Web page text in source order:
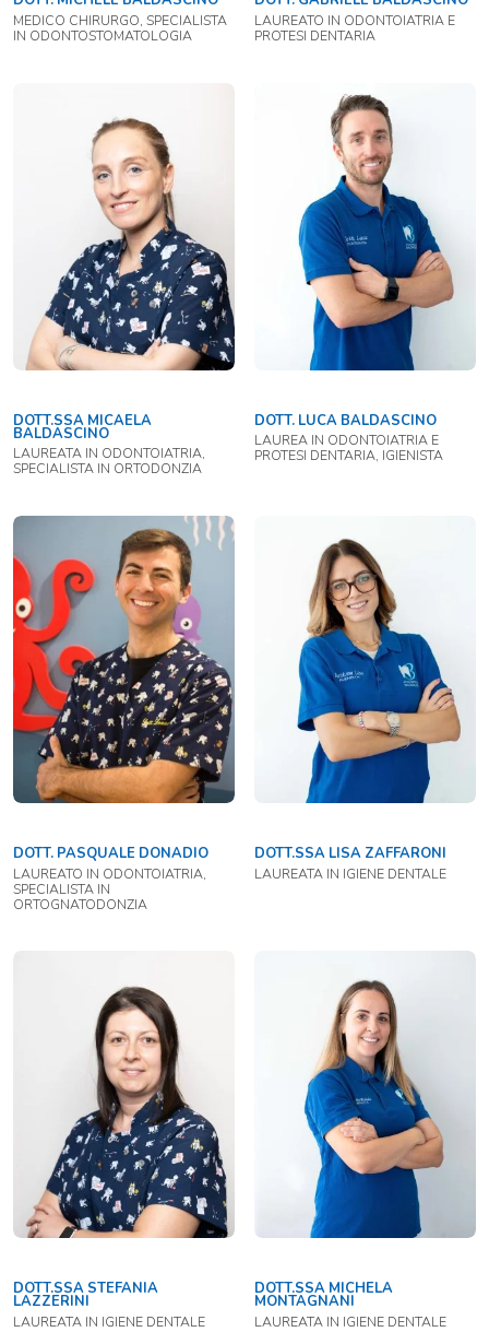
MEDICO CHIRURGO, SPECIALISTA
IN ODONTOSTOMATOLOGIA
LAUREATO IN ODONTOIATRIA E
PROTESI DENTARIA
DOTT.SSA MICAELA
BALDASCINO
LAUREATA IN ODONTOIATRIA,
SPECIALISTA IN ORTODONZIA
DOTT. LUCA BALDASCINO
LAUREA IN ODONTOIATRIA E
PROTESI DENTARIA, IGIENISTA
DOTT. PASQUALE DONADIO
LAUREATO IN ODONTOIATRIA,
SPECIALISTA IN
ORTOGNATODONZIA
DOTT.SSA LISA ZAFFARONI
LAUREATA IN IGIENE DENTALE
DOTT.SSA STEFANIA
LAZZERINI
LAUREATA IN IGIENE DENTALE
DOTT.SSA MICHELA
MONTAGNANI
LAUREATA IN IGIENE DENTALE